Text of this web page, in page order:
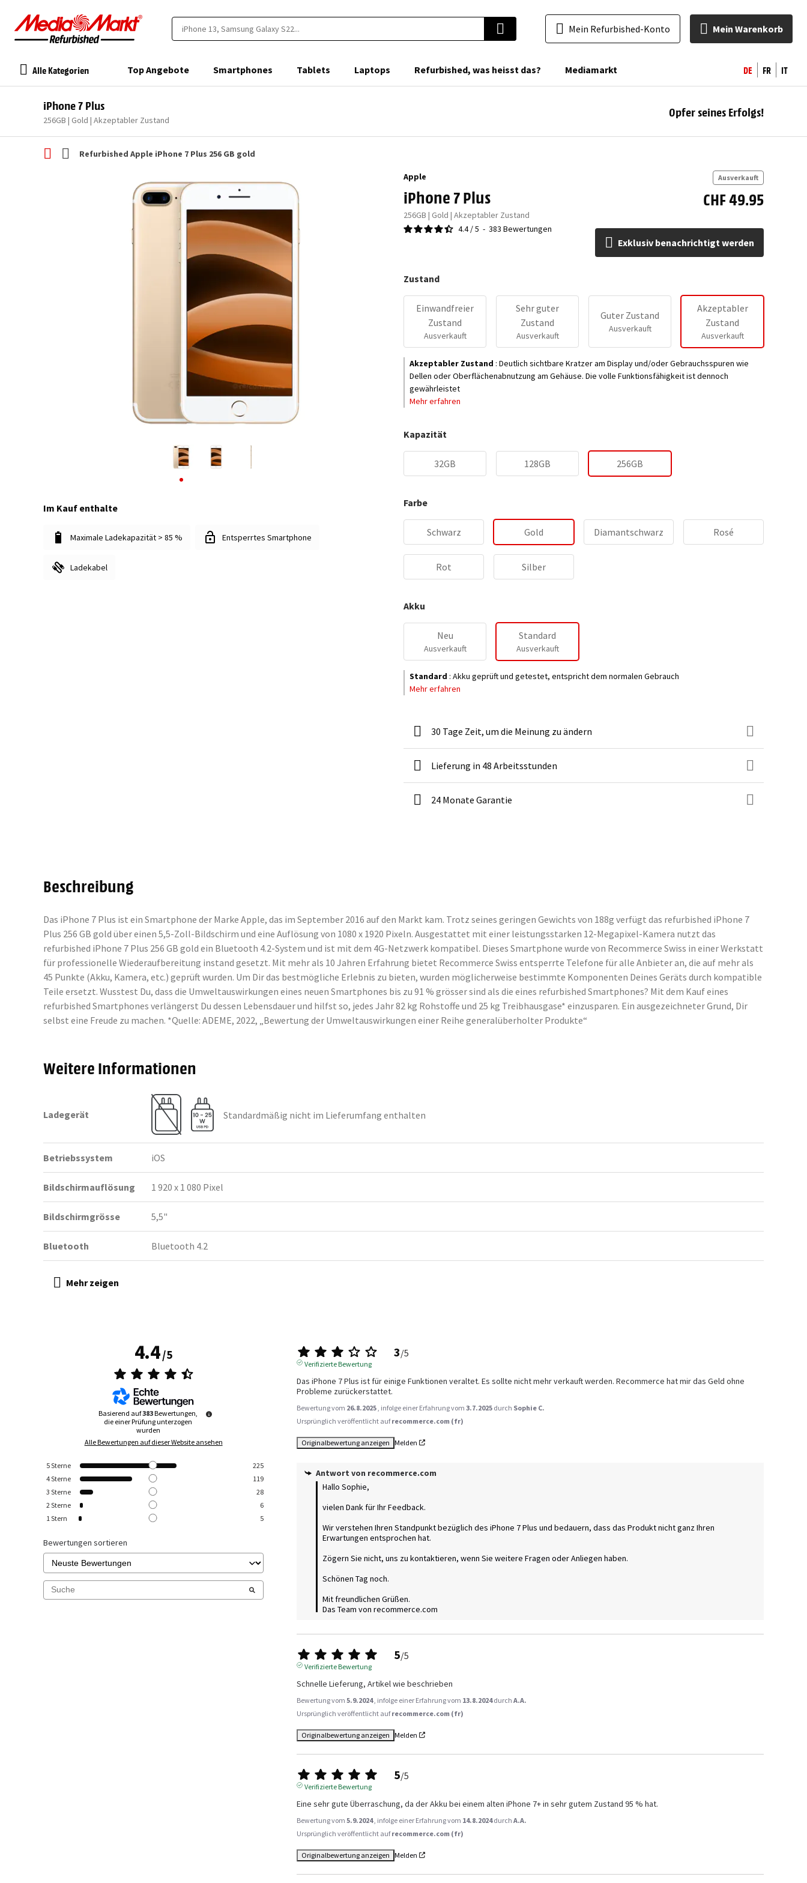
Mein Refurbished-Konto Mein Warenkorb
Alle Kategorien Top Angebote Smartphones Tablets Laptops Refurbished, was heisst das? Mediamarkt DE FR IT
iPhone 7 Plus
256GB | Gold | Akzeptabler Zustand
Opfer seines Erfolgs!
Refurbished Apple iPhone 7 Plus 256 GB gold
Apple
iPhone 7 Plus
256GB | Gold | Akzeptabler Zustand
4.4 /5 - 383 Bewertungen
Ausverkauft
Im Kauf enthalte
Maximale Ladekapazität > 85 % Entsperrtes Smartphone
Ladekabel
CHF 49.95
Exklusiv benachrichtigt werden
Zustand
Einwandfreier
Zustand
Ausverkauft
Sehr guter
Zustand
Ausverkauft
Guter Zustand
Ausverkauft
Akzeptabler
Zustand
Ausverkauft
Akzeptabler Zustand : Deutlich sichtbare Kratzer am Display und/oder Gebrauchsspuren wie
Dellen oder Oberflächenabnutzung am Gehäuse. Die volle Funktionsfähigkeit ist dennoch
gewährleistet
Mehr erfahren
Kapazität
32GB 128GB 256GB
Farbe
Schwarz Gold Diamantschwarz Rosé
Rot Silber
Akku
Neu
Ausverkauft
Standard
Ausverkauft
Standard : Akku geprüft und getestet, entspricht dem normalen Gebrauch
Mehr erfahren
30 Tage Zeit, um die Meinung zu ändern
Lieferung in 48 Arbeitsstunden
24 Monate Garantie
Beschreibung
Das iPhone 7 Plus ist ein Smartphone der Marke Apple, das im September 2016 auf den Markt kam. Trotz seines geringen Gewichts von 188g verfügt das refurbished iPhone 7
Plus 256 GB gold über einen 5,5-Zoll-Bildschirm und eine Auflösung von 1080 x 1920 Pixeln. Ausgestattet mit einer leistungsstarken 12-Megapixel-Kamera nutzt das
refurbished iPhone 7 Plus 256 GB gold ein Bluetooth 4.2-System und ist mit dem 4G-Netzwerk kompatibel. Dieses Smartphone wurde von Recommerce Swiss in einer Werkstatt
für professionelle Wiederaufbereitung instand gesetzt. Mit mehr als 10 Jahren Erfahrung bietet Recommerce Swiss entsperrte Telefone für alle Anbieter an, die auf mehr als
45 Punkte (Akku, Kamera, etc.) geprüft wurden. Um Dir das bestmögliche Erlebnis zu bieten, wurden möglicherweise bestimmte Komponenten Deines Geräts durch kompatible
Teile ersetzt. Wusstest Du, dass die Umweltauswirkungen eines neuen Smartphones bis zu 91 % grösser sind als die eines refurbished Smartphones? Mit dem Kauf eines
refurbished Smartphones verlängerst Du dessen Lebensdauer und hilfst so, jedes Jahr 82 kg Rohstoffe und 25 kg Treibhausgase* einzusparen. Ein ausgezeichneter Grund, Dir
selbst eine Freude zu machen. *Quelle: ADEME, 2022, „Bewertung der Umweltauswirkungen einer Reihe generalüberholter Produkte“
Weitere Informationen
Ladegerät Standardmäßig nicht im Lieferumfang enthalten
Betriebssystem iOS
Bildschirmauflösung 1 920 x 1 080 Pixel
Bildschirmgrösse 5,5"
Bluetooth Bluetooth 4.2
4.4/5
Basierend auf383Bewertungen,
die einer Prüfung unterzogen
wurden
Alle Bewertungen auf dieser Website ansehen
5Sterne
225
4Sterne
119
3 Sterne
28
2 Sterne
6
1 Stern 5
Bewertungen sortieren
3/5
Verifizierte Bewertung
Das iPhone 7 Plus ist für einige Funktionen veraltet. Es sollte nicht mehr verkauft werden. Recommerce hat mir das Geld ohne
Probleme zurückerstattet.
Bewertung vom 26.8.2025 , infolge einer Erfahrung vom3.7.2025 durch Sophie C.
Ursprünglich veröffentlicht aufrecommerce.com (fr)
Originalbewertung anzeigen Melden
Antwort von recommerce.com
Hallo Sophie,
vielen Dank für Ihr Feedback.
Wir verstehen Ihren Standpunkt bezüglich des iPhone 7 Plus und bedauern, dass das Produkt nicht ganz Ihren
Erwartungen entsprochen hat.
Zögern Sie nicht, uns zu kontaktieren, wenn Sie weitere Fragen oder Anliegen haben.
Schönen Tag noch.
Mit freundlichen Grüßen.
Das Team von recommerce.com
5/5
Verifizierte Bewertung
Schnelle Lieferung, Artikel wie beschrieben
Bewertung vom5.9.2024 , infolge einer Erfahrung vom 13.8.2024durchA.A.
Ursprünglich veröffentlicht aufrecommerce.com (fr)
Originalbewertung anzeigen Melden
5/5
Verifizierte Bewertung
Eine sehr gute Überraschung, da der Akku bei einem alten iPhone 7+ in sehr gutem Zustand 95 % hat.
Bewertung vom5.9.2024 , infolge einer Erfahrung vom 14.8.2024durchA.A.
Ursprünglich veröffentlicht aufrecommerce.com (fr)
Originalbewertung anzeigen Melden